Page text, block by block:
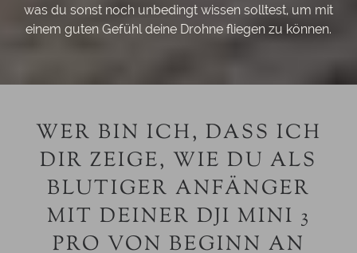
was du sonst noch unbedingt wissen solltest, um mit
einem guten Gefühl deine Drohne fliegen zu können.
WER BIN ICH, DASS ICH
DIR ZEIGE, WIE DU ALS
BLUTIGER ANFÄNGER
MIT DEINER DJI MINI 3
PRO VON BEGINN AN